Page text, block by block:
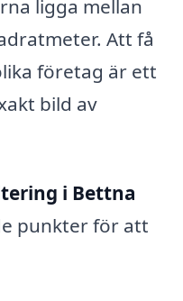
ligga mellan
Att få
företag är ett
bild av
i Bettna
punkter för att